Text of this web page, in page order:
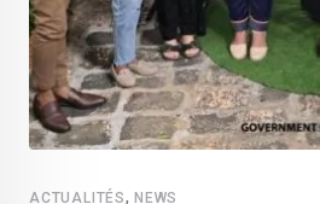
ACTUALITÉS, NEWS